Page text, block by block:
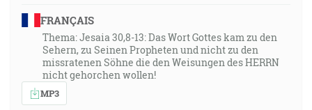
FRANÇAIS
Thema: Jesaia 30,8-13: Das Wort Gottes kam zu den
Sehern, zu Seinen Propheten und nicht zu den
missratenen Söhne die den Weisungen des HERRN
nicht gehorchen wollen!
MP3